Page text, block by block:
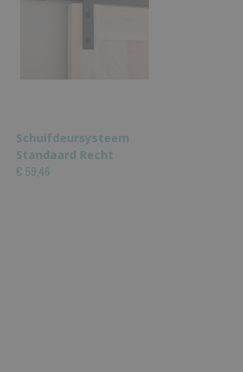
Schuifdeursysteem
Standaard Recht
€ 59,46